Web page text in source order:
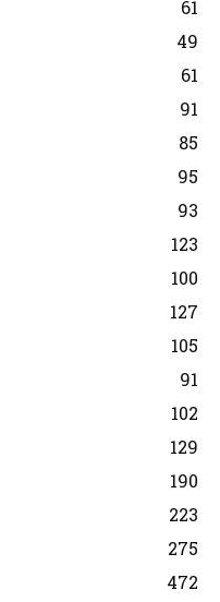
61
49
61
91
85
95
93
123
100
127
105
91
102
129
190
223
275
472